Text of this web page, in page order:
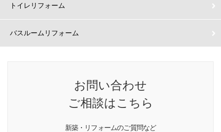
トイレリフォーム
バスルームリフォーム
お問い合わせ
ご相談はこちら
新築・リフォームのご質問など